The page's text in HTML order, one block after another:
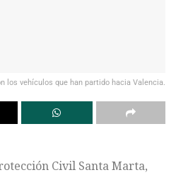
los vehículos que han partido hacia Valencia.
Civil Santa Marta,